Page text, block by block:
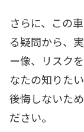
さらに、この
る疑問から、
ー像、リスク
なたの知りた
後悔しないた
ださい。